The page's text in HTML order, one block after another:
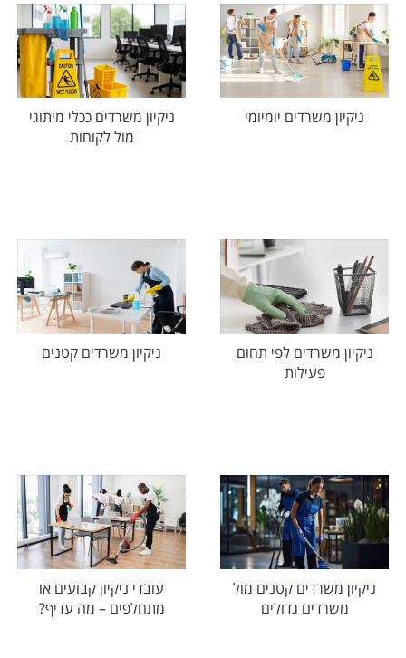
ניקיון משרדים יומיומי
ניקיון משרדים ככלי מיתוגי
מול לקוחות
ניקיון משרדים לפי תחום
פעילות
ניקיון משרדים קטנים
ניקיון משרדים קטנים מול
משרדים גדולים
עובדי ניקיון קבועים או
מתחלפים – מה עדיף?